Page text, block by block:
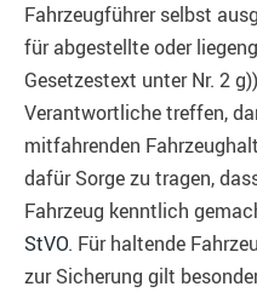
Fahrzeugführer selbst
für abgestellte oder
Gesetzestext unter Nr. 2
Verantwortliche treffen,
mitfahrenden
dafür Sorge zu tragen,
Fahrzeug kenntlich
StVO. Für haltende
zur Sicherung gilt